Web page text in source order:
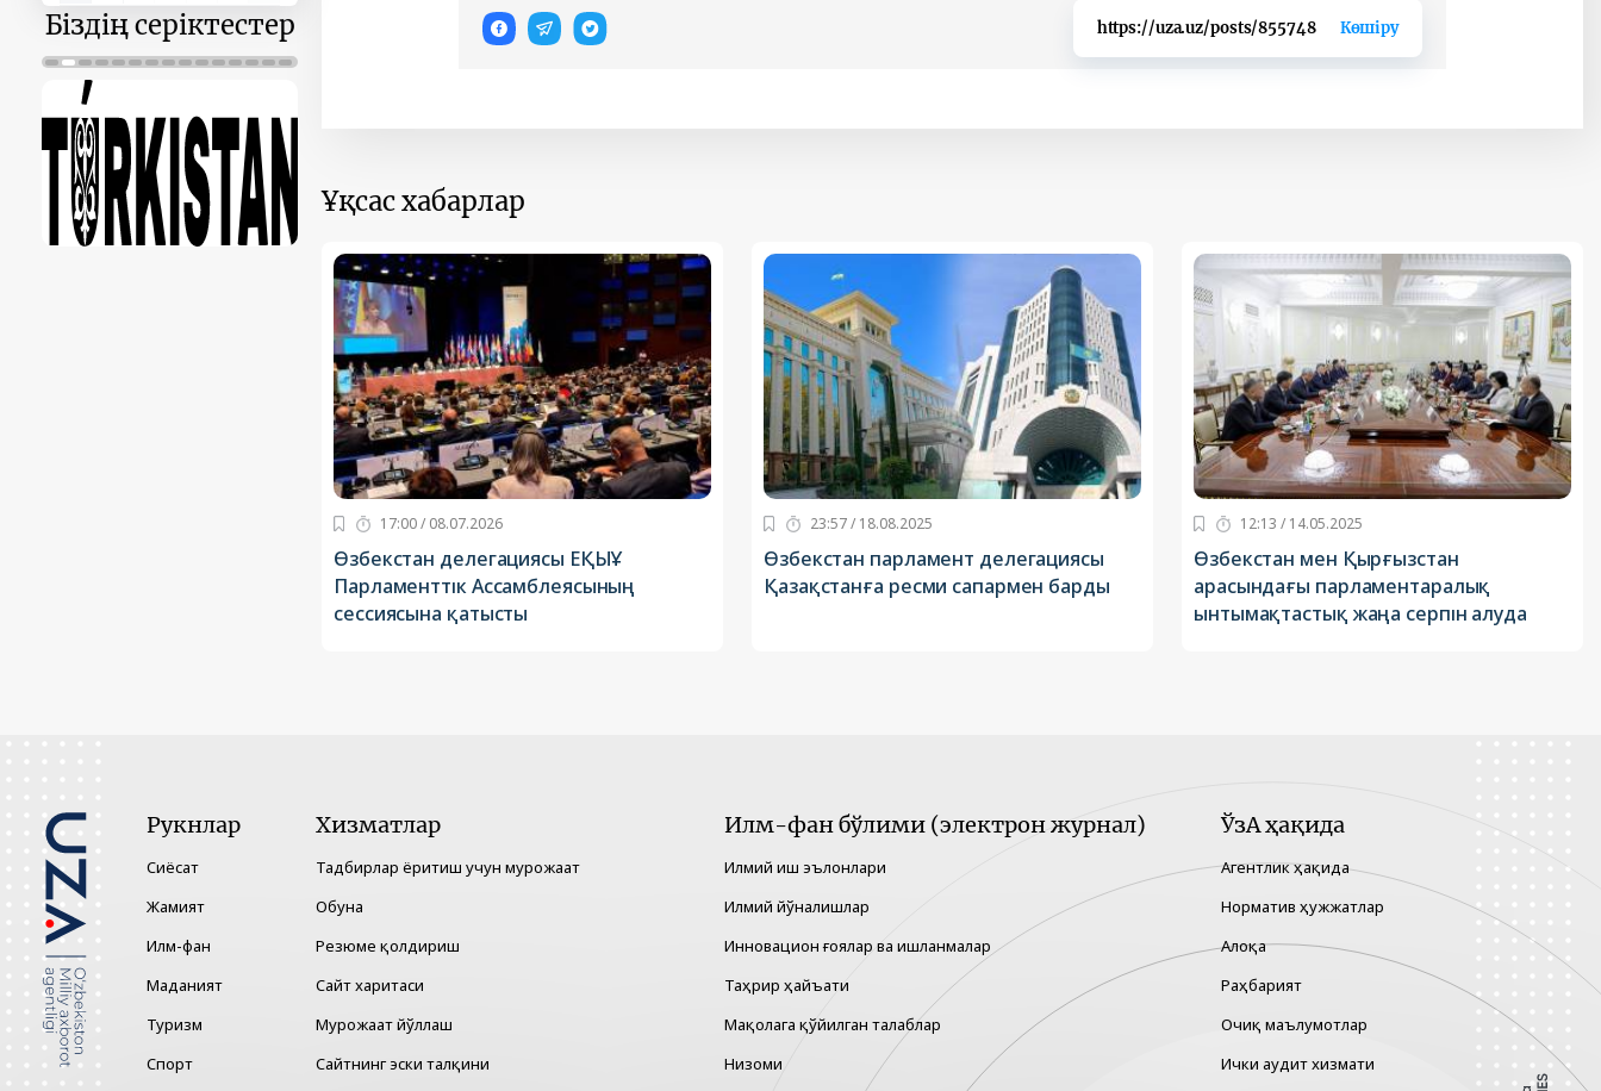
Біздің серіктестер https://uza.uz/posts/855748 Көшіру
Ұқсас хабарлар
17:00 / 08.07.2026
Өзбекстан делегациясы ЕҚЫҰ
Парламенттік Ассамблеясының
сессиясына қатысты
23:57 / 18.08.2025
Өзбекстан парламент делегациясы
Қазақстанға ресми сапармен барды
12:13 / 14.05.2025
Өзбекстан мен Қырғызстан
арасындағы парламентаралық
ынтымақтастық жаңа серпін алуда
Рукнлар
Сиёсат
Жамият
Илм-фан
Маданият
Туризм
Спорт
Хизматлар
Тадбирлар ёритиш учун мурожаат
Обуна
Резюме қолдириш
Сайт харитаси
Мурожаат йўллаш
Сайтнинг эски талқини
Илм-фан бўлими (электрон журнал)
Илмий иш эълонлари
Илмий йўналишлар
Инновацион ғоялар ва ишланмалар
Таҳрир ҳайъати
Мақолага қўйилган талаблар
Низоми
ЎзА ҳақида
Агентлик ҳақида
Норматив ҳужжатлар
Алоқа
Раҳбарият
Очиқ маълумотлар
Ички аудит хизмати